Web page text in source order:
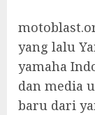
yang lalu
yamaha
dan media
baru dari